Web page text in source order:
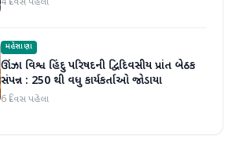
મહેસાણા
ઊંઝા વિશ્વ હિંદુ પરિષદની દ્વિદિવસીય પ્રાંત બેઠક
સંપન્ન : 250 થી વધુ કાર્યકર્તાઓ જોડાયા
6 દિવસ પહેલા